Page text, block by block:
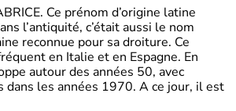
Ce prénom d’origine latine
l’antiquité, c’était aussi le nom
reconnue pour sa droiture. Ce
en Italie et en Espagne. En
autour des années 50, avec
dans les années 1970. A ce jour, il est